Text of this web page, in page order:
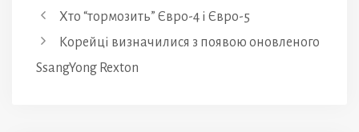
Хто “тормозить” Євро-4 і Євро-5
Корейці визначилися з появою оновленого
SsangYong Rexton